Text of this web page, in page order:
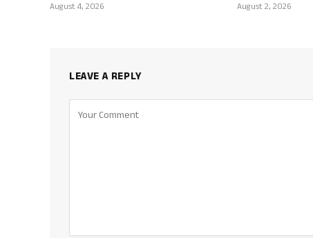
August 4, 2026 August 2, 2026
LEAVE A REPLY